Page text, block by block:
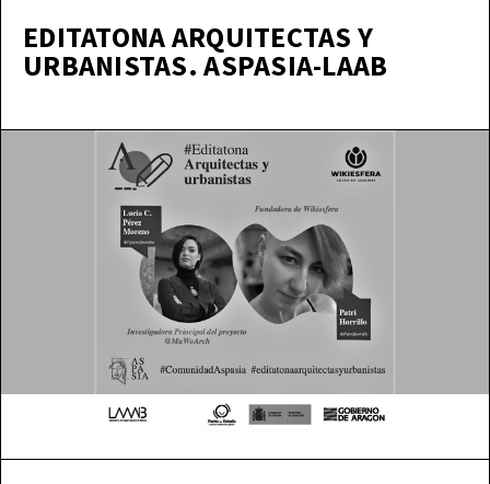
Mujeres
en la
Cultura
Arquitec
tónica
(pos)mo
derna
española
EDITATONA ARQUITECTAS Y
URBANISTAS. ASPASIA-LAAB